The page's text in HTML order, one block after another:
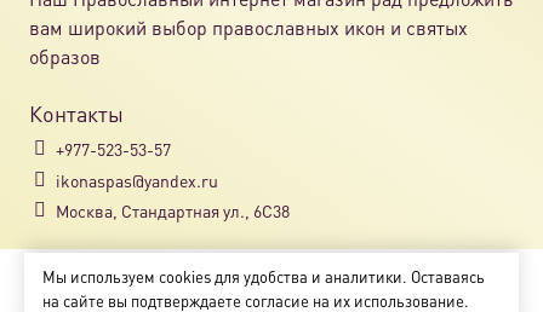
вам широкий выбор православных икон и святых
образов
Контакты
+977-523-53-57
ikonaspas@yandex.ru
Москва, Стандартная ул., 6С38
Copyright © 2018-2025
Мы используем cookies для удобства и аналитики. Оставаясь
на сайте вы подтверждаете согласие на их использование.